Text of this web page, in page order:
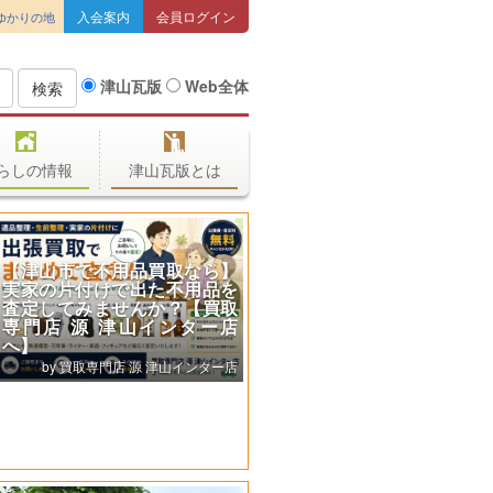
入会案内 会員ログイン
かりの地
検索 津山瓦版 Web全体
しの情報 津山瓦版とは
【津山市で不用品買取なら】
実家の片付けで出た不用品を
査定してみませんか？【買取
専門店 源 津山インター店
へ】
買取専門店 源 津山インター店